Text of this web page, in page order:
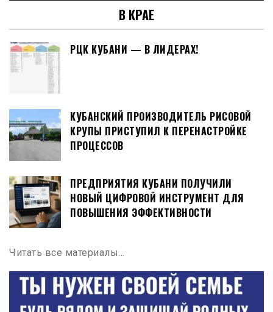
В КРАЕ
РЦК КУБАНИ — В ЛИДЕРАХ!
КУБАНСКИЙ ПРОИЗВОДИТЕЛЬ РИСОВОЙ
КРУПЫ ПРИСТУПИЛ К ПЕРЕНАСТРОЙКЕ
ПРОЦЕССОВ
ПРЕДПРИЯТИЯ КУБАНИ ПОЛУЧИЛИ
НОВЫЙ ЦИФРОВОЙ ИНСТРУМЕНТ ДЛЯ
ПОВЫШЕНИЯ ЭФФЕКТИВНОСТИ
Читать все материалы…